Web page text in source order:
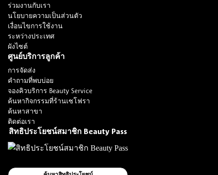
ร่วมงานกับเรา
นโยบายความเป็นส่วนตัว
เงื่อนไขการใช้งาน
ระหว่างประเทศ
ผังไซต์
ศูนย์บริการลูกค้า
การจัดส่ง
คำถามที่พบบ่อย
จองคิวบริการ Beauty Service
ค้นหากิจกรรมที่ร้านเซโฟรา
ค้นหาสาขา
ติดต่อเรา
สิทธิประโยชน์สมาชิก Beauty Pass